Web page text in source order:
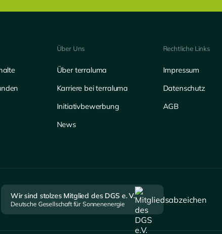
Über Uns
Über terraluma
Karriere bei terraluma
Initiativbewerbung
News
Rechtliche Links
Impressum
Datenschutz
AGB
Wir sind stolzes Mitglied des DGS e. V.
Deutsche Gesellschaft für Sonnenenergie